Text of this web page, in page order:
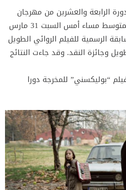
الرابعة والعشرين من مهرجان
تطوان لسينما البحر الأبيض المتوسط مساء أمس السبت 31 مارس
الرسمية للفيلم الروائي الطويل
وجائزة النقد. وقد جاءت النتائج
“بوليكسني” للمخرجة دورا